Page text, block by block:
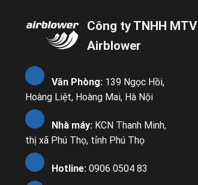
Công ty TNHH MTV
Airblower
Văn Phòng: 139 Ngọc Hồi,
Hoàng Liệt, Hoàng Mai, Hà Nội
Nhà máy: KCN Thanh Minh,
thị xã Phú Thọ, tỉnh Phú Thọ
Hotline: 0906 0504 83